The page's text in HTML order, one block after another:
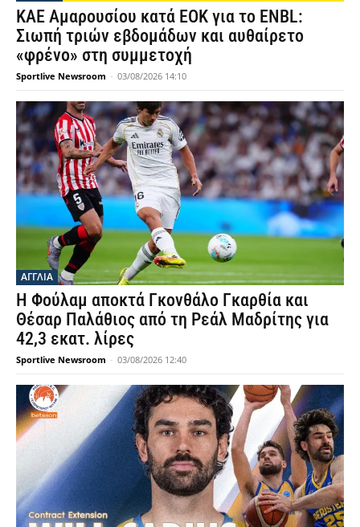
ΚΑΕ Αμαρουσίου κατά ΕΟΚ για το ENBL:
Σιωπή τριών εβδομάδων και αυθαίρετο
«φρένο» στη συμμετοχή
Sportlive Newsroom - 03/08/2026 14:10
ΑΓΓΛΙΑ
Η Φούλαμ αποκτά Γκονθάλο Γκαρθία και
Θέσαρ Παλάθιος από τη Ρεάλ Μαδρίτης για
42,3 εκατ. λίρες
Sportlive Newsroom - 03/08/2026 12:40